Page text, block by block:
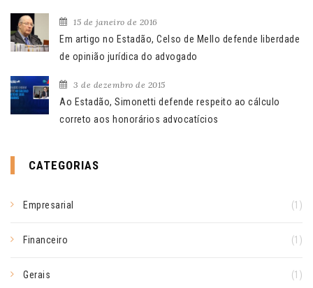
15 de janeiro de 2016
Em artigo no Estadão, Celso de Mello defende liberdade
de opinião jurídica do advogado
3 de dezembro de 2015
Ao Estadão, Simonetti defende respeito ao cálculo
correto aos honorários advocatícios
CATEGORIAS
Empresarial (1)
Financeiro (1)
Gerais (1)